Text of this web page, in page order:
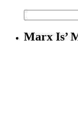
nach:
Marx Is’